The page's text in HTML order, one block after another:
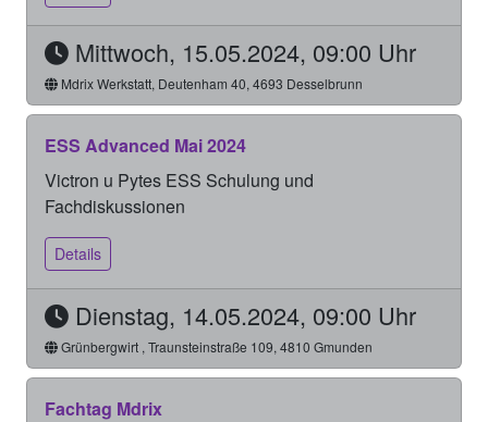
Mittwoch, 15.05.2024, 09:00 Uhr
Mdrix Werkstatt, Deutenham 40, 4693 Desselbrunn
ESS Advanced Mai 2024
Victron u Pytes ESS Schulung und
Fachdiskussionen
Details
Dienstag, 14.05.2024, 09:00 Uhr
Grünbergwirt , Traunsteinstraße 109, 4810 Gmunden
Fachtag Mdrix